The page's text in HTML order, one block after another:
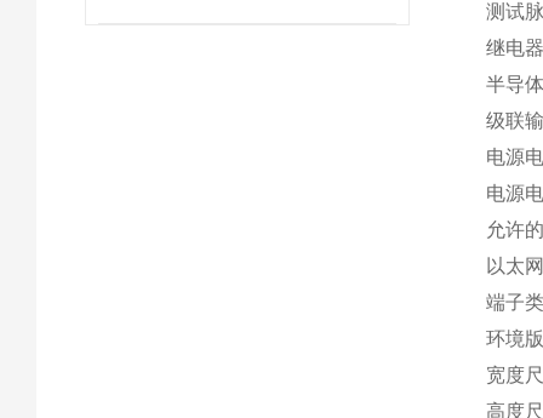
测试
继电
半导
级联
电源
电源
允许
以太
端子
环境
宽度
高度